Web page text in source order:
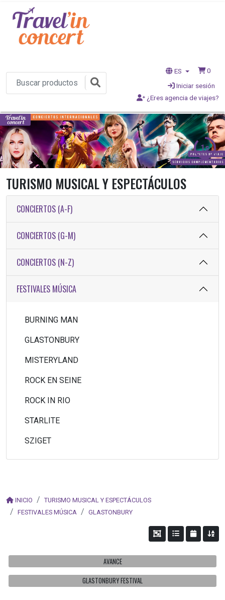
ES
0
Iniciar sesión
¿Eres agencia de viajes?
1s
TURISMO MUSICAL Y ESPECTÁCULOS
CONCIERTOS (A-F)
CONCIERTOS (G-M)
CONCIERTOS (N-Z)
FESTIVALES MÚSICA
BURNING MAN
GLASTONBURY
MISTERYLAND
ROCK EN SEINE
ROCK IN RIO
STARLITE
SZIGET
INICIO
TURISMO MUSICAL Y ESPECTÁCULOS
FESTIVALES MÚSICA
GLASTONBURY
AVANCE
GLASTONBURY FESTIVAL